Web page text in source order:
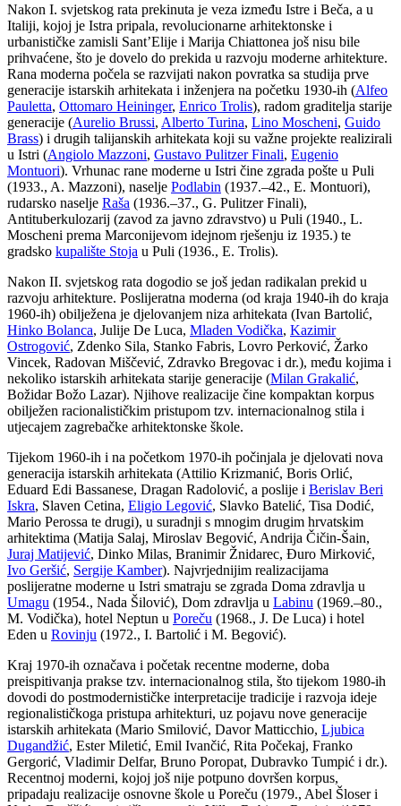
Nakon I. svjetskog rata prekinuta je veza između Istre i Beča, a u
Italiji, kojoj je Istra pripala, revolucionarne arhitektonske i
urbanističke zamisli Sant’Elije i Marija Chiattonea još nisu bile
prihvaćene, što je dovelo do prekida u razvoju moderne arhitekture.
Rana moderna počela se razvijati nakon povratka sa studija prve
generacije istarskih arhitekata i inženjera na početku 1930-ih (Alfeo
Pauletta, Ottomaro Heininger, Enrico Trolis), radom graditelja starije
generacije (Aurelio Brussi, Alberto Turina, Lino Moscheni, Guido
Brass) i drugih talijanskih arhitekata koji su važne projekte realizirali
u Istri (Angiolo Mazzoni, Gustavo Pulitzer Finali, Eugenio
Montuori). Vrhunac rane moderne u Istri čine zgrada pošte u Puli
(1933., A. Mazzoni), naselje Podlabin (1937.–42., E. Montuori),
rudarsko naselje Raša (1936.–37., G. Pulitzer Finali),
Antituberkulozarij (zavod za javno zdravstvo) u Puli (1940., L.
Moscheni prema Marconijevom idejnom rješenju iz 1935.) te
gradsko kupalište Stoja u Puli (1936., E. Trolis).
Nakon II. svjetskog rata dogodio se još jedan radikalan prekid u
razvoju arhitekture. Poslijeratna moderna (od kraja 1940-ih do kraja
1960-ih) obilježena je djelovanjem niza arhitekata (Ivan Bartolić,
Hinko Bolanca, Julije De Luca, Mladen Vodička, Kazimir
Ostrogović, Zdenko Sila, Stanko Fabris, Lovro Perković, Žarko
Vincek, Radovan Miščević, Zdravko Bregovac i dr.), među kojima i
nekoliko istarskih arhitekata starije generacije (Milan Grakalić,
Božidar Božo Lazar). Njihove realizacije čine kompaktan korpus
obilježen racionalističkim pristupom tzv. internacionalnog stila i
utjecajem zagrebačke arhitektonske škole.
Tijekom 1960-ih i na početkom 1970-ih počinjala je djelovati nova
generacija istarskih arhitekata (Attilio Krizmanić, Boris Orlić,
Eduard Edi Bassanese, Dragan Radolović, a poslije i Berislav Beri
Iskra, Slaven Cetina, Eligio Legović, Slavko Batelić, Tisa Dodić,
Mario Perossa te drugi), u suradnji s mnogim drugim hrvatskim
arhitektima (Matija Salaj, Miroslav Begović, Andrija Čičin-Šain,
Juraj Matijević, Dinko Milas, Branimir Žnidarec, Đuro Mirković,
Ivo Geršić, Sergije Kamber). Najvrjednijim realizacijama
poslijeratne moderne u Istri smatraju se zgrada Doma zdravlja u
Umagu (1954., Nada Šilović), Dom zdravlja u Labinu (1969.–80.,
M. Vodička), hotel Neptun u Poreču (1968., J. De Luca) i hotel
Eden u Rovinju (1972., I. Bartolić i M. Begović).
Kraj 1970-ih označava i početak recentne moderne, doba
preispitivanja prakse tzv. internacionalnog stila, što tijekom 1980-ih
dovodi do postmodernističke interpretacije tradicije i razvoja ideje
regionalističkoga pristupa arhitekturi, uz pojavu nove generacije
istarskih arhitekata (Mario Smilović, Davor Matticchio, Ljubica
Dugandžić, Ester Miletić, Emil Ivančić, Rita Počekaj, Franko
Gergorić, Vladimir Delfar, Bruno Poropat, Dubravko Tumpić i dr.).
Recentnoj moderni, kojoj još nije potpuno dovršen korpus,
pripadaju realizacije osnovne škole u Poreču (1979., Abel Šloser i